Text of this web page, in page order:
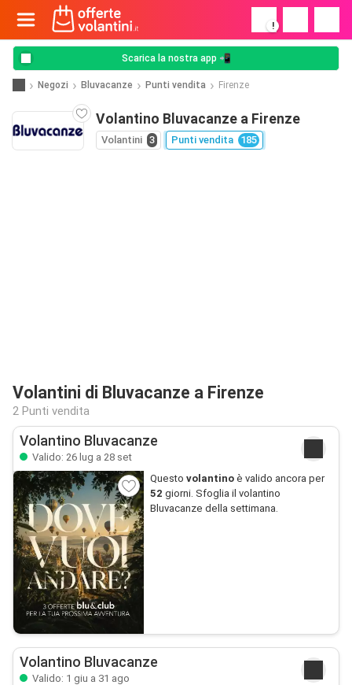
!
Scarica la nostra app 📲
Negozi Bluvacanze Punti vendita Firenze
Volantino Bluvacanze a Firenze
Volantini 3 Punti vendita 185
Volantini di Bluvacanze a Firenze
2 Punti vendita
Volantino Bluvacanze
Valido: 26 lug a 28 set
Questo volantinoè valido ancora per
52 giorni. Sfoglia il volantino
Bluvacanze della settimana.
Volantino Bluvacanze
Valido: 1 giu a 31 ago